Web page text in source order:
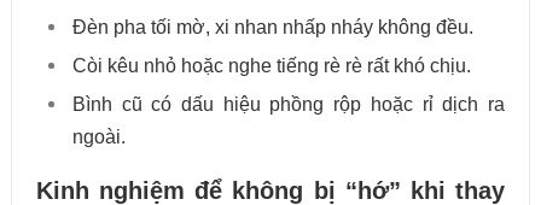
Đèn pha tối mờ, xi nhan nhấp nháy không đều.
Còi kêu nhỏ hoặc nghe tiếng rè rè rất khó chịu.
Bình cũ có dấu hiệu phồng rộp hoặc rỉ dịch ra
ngoài.
Kinh nghiệm để không bị “hớ” khi thay